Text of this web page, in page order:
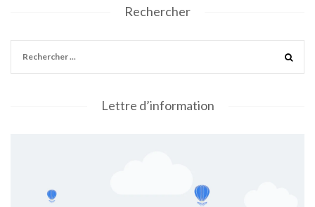
Rechercher
Lettre d’information